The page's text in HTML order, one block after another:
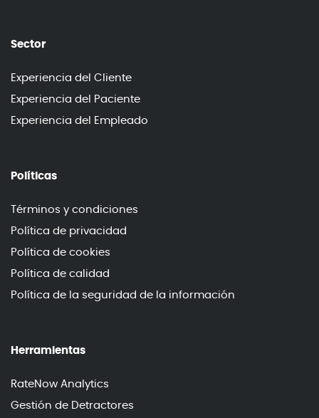
Sector
Experiencia del Cliente
Experiencia del Paciente
Experiencia del Empleado
Políticas
Términos y condiciones
Política de privacidad
Política de cookies
Política de calidad
Política de la seguridad de la información
Herramientas
RateNow Analytics
Gestión de Detractores